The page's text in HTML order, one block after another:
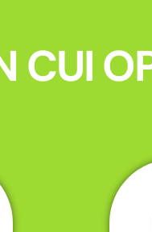
CUI